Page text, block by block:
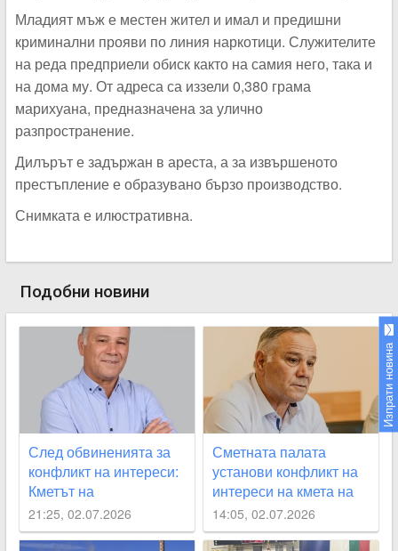
Младият мъж е местен жител и имал и предишни
криминални прояви по линия наркотици. Служителите
на реда предприели обиск както на самия него, така и
на дома му. От адреса са иззели 0,380 грама
марихуана, предназначена за улично
разпространение.
Дилърът е задържан в ареста, а за извършеното
престъпление е образувано бързо производство.
Снимката е илюстративна.
Подобни новини
След обвиненията за
конфликт на интереси:
Кметът на
Стамболийски с първа
позиция
21:25, 02.07.2026
Сметната палата
установи конфликт на
интереси на кмета на
Стамболийски
14:05, 02.07.2026
Изпрати новина